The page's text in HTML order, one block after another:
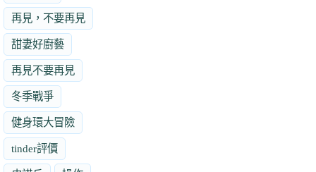
再見，不要再見
甜妻好廚藝
再見不要再見
冬季戰爭
健身環大冒險
tinder評價